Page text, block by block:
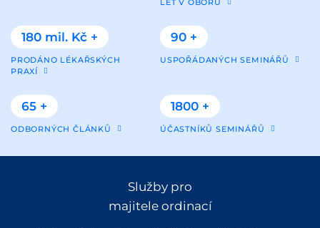
LET V OBORU
180 mil. Kč +
PRODÁNO LÉKAŘSKÝCH
PRAXÍ
90 +
USPOŘÁDANÝCH SEMINÁŘŮ
65 +
ODBORNÝCH ČLÁNKŮ
1800 +
ÚČASTNÍKŮ SEMINÁŘŮ
Služby pro
majitele ordinací